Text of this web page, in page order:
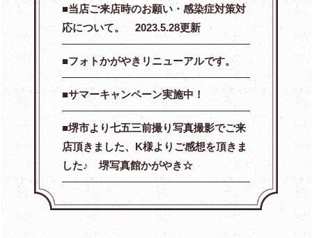
当店ご来店時のお願い・感染症対策対
応について。 2023.5.28更新
フォトかがやきリニューアルです。
サマーキャンペーン実施中！
堺市より七五三前撮り写真撮影でご来
店頂きました、K様よりご感想を頂きま
した♪ 堺写真館かがやき☆